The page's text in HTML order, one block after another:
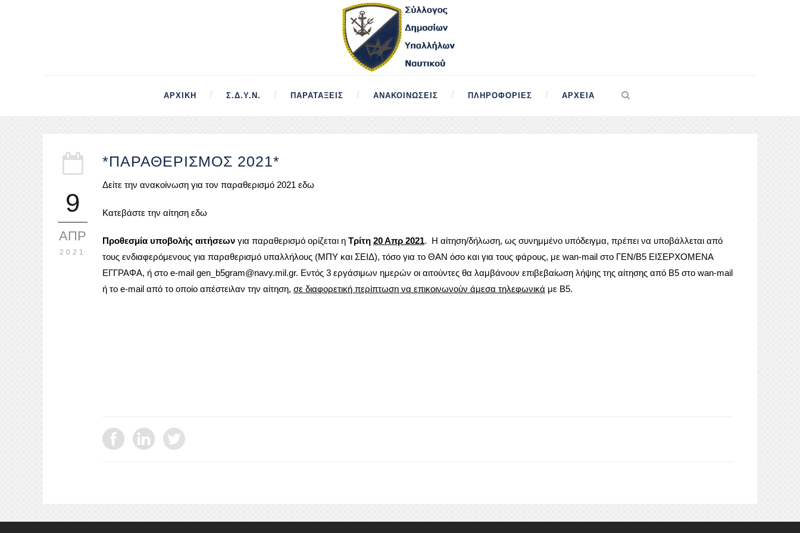
ΑΡΧΙΚΉ Σ.Δ.Υ.Ν. ΠΑΡΑΤΆΞΕΙΣ ΑΝΑΚΟΙΝΏΣΕΙΣ ΠΛΗΡΟΦΟΡΊΕΣ ΑΡΧΕΊΑ
9
ΑΠΡ
2021
*ΠΑΡΑΘΕΡΙΣΜΟΣ 2021*
Δείτε την ανακοίνωση για τον παραθερισμό 2021 εδω
Κατεβάστε την αίτηση εδω
Προθεσμία υποβολής αιτήσεων για παραθερισμό ορίζεται η Τρίτη 20 Απρ 2021. Η αίτηση/δήλωση, ως συνημμένο υπόδειγμα, πρέπει να υποβάλλεται από
τους ενδιαφερόμενους για παραθερισμό υπαλλήλους (ΜΠΥ και ΣΕΙΔ), τόσο για το ΘΑΝ όσο και για τους φάρους, με wan-mail στο ΓΕΝ/Β5 ΕΙΣΕΡΧΟΜΕΝΑ
ΕΓΓΡΑΦΑ, ή στο e-mail gen_b5gram@navy.mil.gr. Εντός 3 εργάσιμων ημερών οι αιτούντες θα λαμβάνουν επιβεβαίωση λήψης της αίτησης από Β5 στο wan-mail
ή το e-mail από το οποίο απέστειλαν την αίτηση, σε διαφορετική περίπτωση να επικοινωνούν άμεσα τηλεφωνικά με Β5.